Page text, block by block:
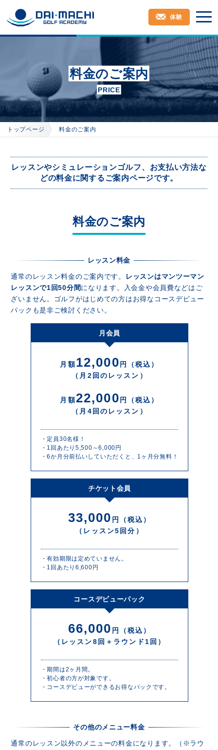
体験
料金のご案内
PRICE
トップページ 料金のご案内
レッスンやシミュレーションゴルフ、お支払い方法な
どの料金に関するご案内ページです。
料金のご案内
レッスン料金
通常のレッスン料金のご案内です。
レッスンはマンツーマン
レッスンで1回50分間になります。入会金や会員費などはご
ざいません。ゴルフがはじめての方はお得なコースデビュー
パックも是非ご検討ください。
月会員
月額12,000 円（税込）
（月2回のレッスン）
月額22,000 円（税込）
（月4回のレッスン）
・定員30名様！
・1回あたり5,500～6,000円
・6か月分前払いしていただくと、1ヶ月分無料！
チケット会員
33,000 円（税込）
（レッスン5回分）
・有効期限は定めていません。
・1回あたり6,600円
コースデビューパック
66,000 円（税込）
（レッスン8回＋ラウンド1回）
・期間は2ヶ月間。
・初心者の方が対象です。
・コースデビューができるお得なパックです。
その他のメニュー料金
通常のレッスン以外のメニューの料金になります。（※ラウ